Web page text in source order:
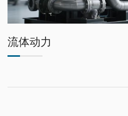
流体动力